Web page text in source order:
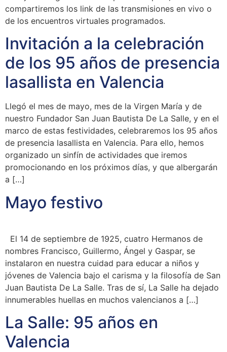
compartiremos los link de las transmisiones en vivo o
de los encuentros virtuales programados.
Invitación a la celebración
de los 95 años de presencia
lasallista en Valencia
Llegó el mes de mayo, mes de la Virgen María y de
nuestro Fundador San Juan Bautista De La Salle, y en el
marco de estas festividades, celebraremos los 95 años
de presencia lasallista en Valencia. Para ello, hemos
organizado un sinfín de actividades que iremos
promocionando en los próximos días, y que albergarán
a […]
Mayo festivo
El 14 de septiembre de 1925, cuatro Hermanos de
nombres Francisco, Guillermo, Ángel y Gaspar, se
instalaron en nuestra cuidad para educar a niños y
jóvenes de Valencia bajo el carisma y la filosofía de San
Juan Bautista De La Salle. Tras de sí, La Salle ha dejado
innumerables huellas en muchos valencianos a […]
La Salle: 95 años en
Valencia